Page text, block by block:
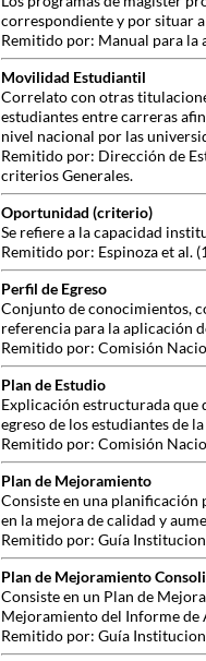
correspondiente y por situar
Remitido por: Manual para la
Movilidad Estudiantil
Correlato con otras
estudiantes entre carreras
nivel nacional por las
Remitido por: Dirección de
criterios Generales.
Oportunidad (criterio)
Se refiere a la capacidad
Remitido por: Espinoza et al.
Perfil de Egreso
Conjunto de conocimientos,
referencia para la aplicación
Remitido por: Comisión
Plan de Estudio
Explicación estructurada que
egreso de los estudiantes de
Remitido por: Comisión
Plan de Mejoramiento
Consiste en una planificación
en la mejora de calidad y
Remitido por: Guía
Plan de Mejoramiento
Consiste en un Plan de
Mejoramiento del Informe de
Remitido por: Guía